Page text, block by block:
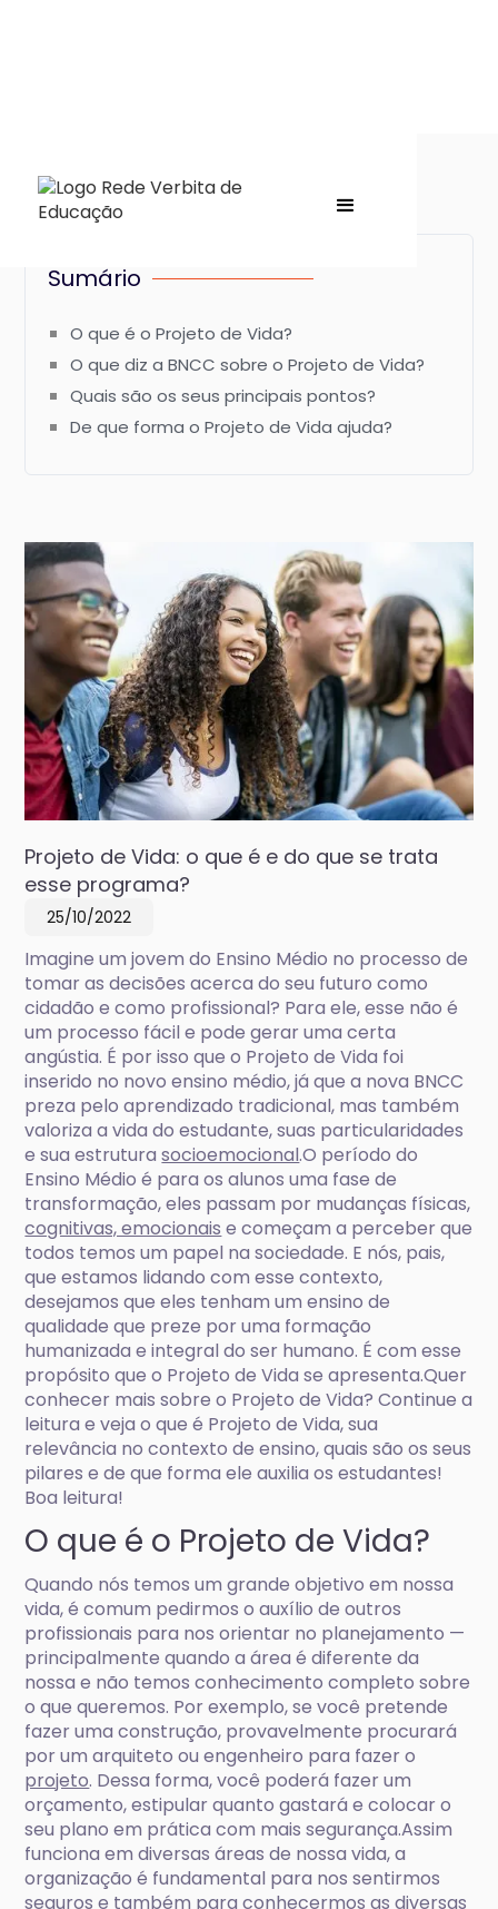
Sumário
O que é o Projeto de Vida?
O que diz a BNCC sobre o Projeto de Vida?
Quais são os seus principais pontos?
De que forma o Projeto de Vida ajuda?
Projeto de Vida: o que é e do que se trata
esse programa?
25/10/2022
Imagine um jovem do Ensino Médio no processo de
tomar as decisões acerca do seu futuro como
cidadão e como profissional? Para ele, esse não é
um processo fácil e pode gerar uma certa
angústia. É por isso que o Projeto de Vida foi
inserido no novo ensino médio, já que a nova BNCC
preza pelo aprendizado tradicional, mas também
valoriza a vida do estudante, suas particularidades
e sua estruturasocioemocional.O período do
Ensino Médio é para os alunos uma fase de
transformação, eles passam por mudanças físicas,
cognitivas, emocionais e começam a perceber que
todos temos um papel na sociedade. E nós, pais,
que estamos lidando com esse contexto,
desejamos que eles tenham um ensino de
qualidade que preze por uma formação
humanizada e integral do ser humano. É com esse
propósito que o Projeto de Vida se apresenta.Quer
conhecer mais sobre o Projeto de Vida? Continue a
leitura e veja o que é Projeto de Vida, sua
relevância no contexto de ensino, quais são os seus
pilares e de que forma ele auxilia os estudantes!
Boa leitura!
O que é o Projeto de Vida?
Quando nós temos um grande objetivo em nossa
vida, é comum pedirmos o auxílio de outros
profissionais para nos orientar no planejamento —
principalmente quando a área é diferente da
nossa e não temos conhecimento completo sobre
o que queremos. Por exemplo, se você pretende
fazer uma construção, provavelmente procurará
por um arquiteto ou engenheiro para fazer o
projeto. Dessa forma, você poderá fazer um
orçamento, estipular quanto gastará e colocar o
seu plano em prática com mais segurança.Assim
funciona em diversas áreas de nossa vida, a
organização é fundamental para nos sentirmos
seguros e também para conhecermos as diversas